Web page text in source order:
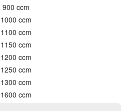
900 ccm
1000 ccm
1100 ccm
1150 ccm
1200 ccm
1250 ccm
1300 ccm
1600 ccm